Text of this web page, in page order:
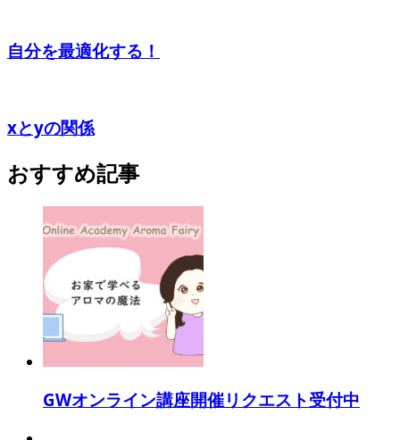
自分を最適化する！
xとyの関係
おすすめ記事
GWオンライン講座開催リクエスト受付中